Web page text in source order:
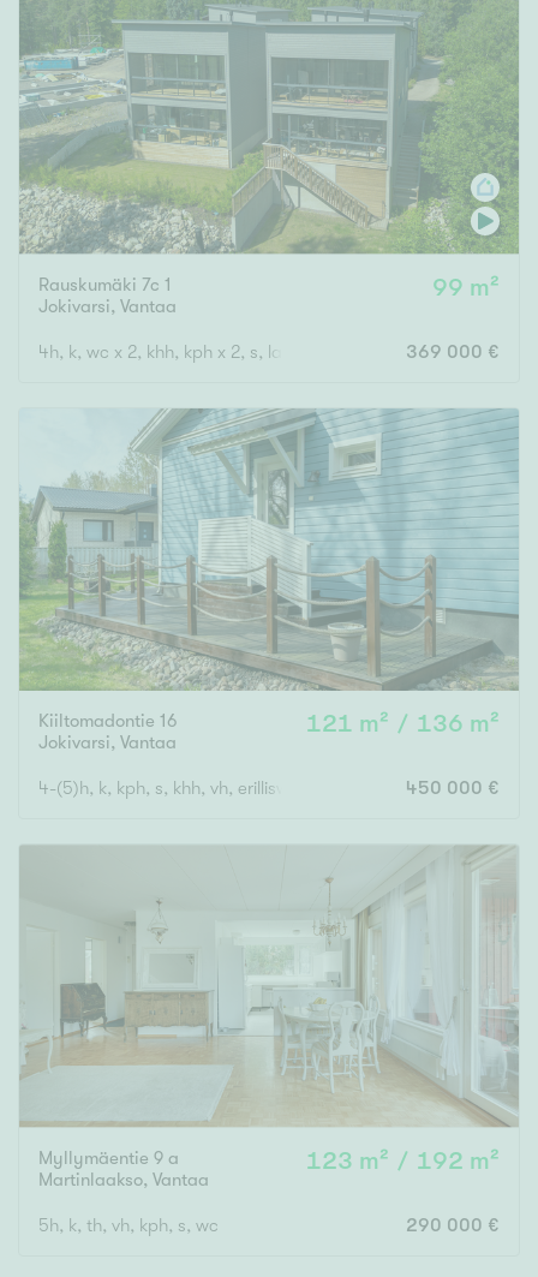
Rauskumäki 7c 1
Jokivarsi, Vantaa
99 m²
4h, k, wc x 2, khh, kph x 2, s, lasitettu parveke, lasitettu
369 000 €
Kiiltomadontie 16
Jokivarsi, Vantaa
121 m² / 136 m²
4-(5)h, k, kph, s, khh, vh, erilliswc, terassi 450 000 €
Myllymäentie 9 a
Martinlaakso, Vantaa
123 m² / 192 m²
5h, k, th, vh, kph, s, wc 290 000 €